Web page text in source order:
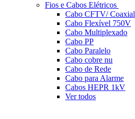
Fios e Cabos Elétricos
Cabo CFTV/ Coaxial
Cabo Flexível 750V
Cabo Multiplexado
Cabo PP
Cabo Paralelo
Cabo cobre nu
Cabo de Rede
Cabo para Alarme
Cabos HEPR 1kV
Ver todos